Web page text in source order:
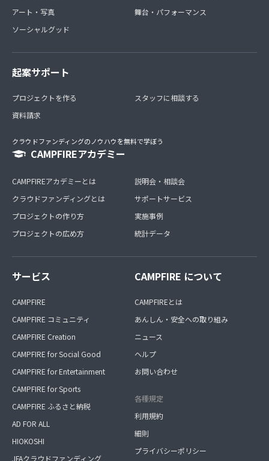
アート・写真
ソーシャルグッド
舞台・パフォーマンス
起案サポート
プロジェクトを作る
資料請求
スタッフに相談する
クラウドファンディングのノウハウを無料で学ぼう
CAMPFIREアカデミー
CAMPFIREアカデミーとは
クラウドファンディングとは
プロジェクトの作り方
プロジェクトの広め方
説明会・相談会
サポートサービス
実施事例
統計データ
サービス
CAMPFIRE
CAMPFIRE コミュニティ
CAMPFIRE Creation
CAMPFIRE for Social Good
CAMPFIRE for Entertainment
CAMPFIRE for Sports
CAMPFIRE ふるさと納税
AD FOR ALL
HIOKOSHI
JFAクラウドファンディング
CAMPFIRE について
CAMPFIREとは
あんしん・安全への取り組み
ニュース
ヘルプ
お問い合わせ
各種規定
利用規約
細則
プライバシーポリシー